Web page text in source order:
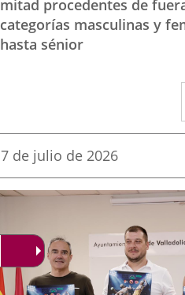
mitad procedentes de
categorías masculinas y
hasta sénior
Fecha
la
noticia
7 de julio de 2026